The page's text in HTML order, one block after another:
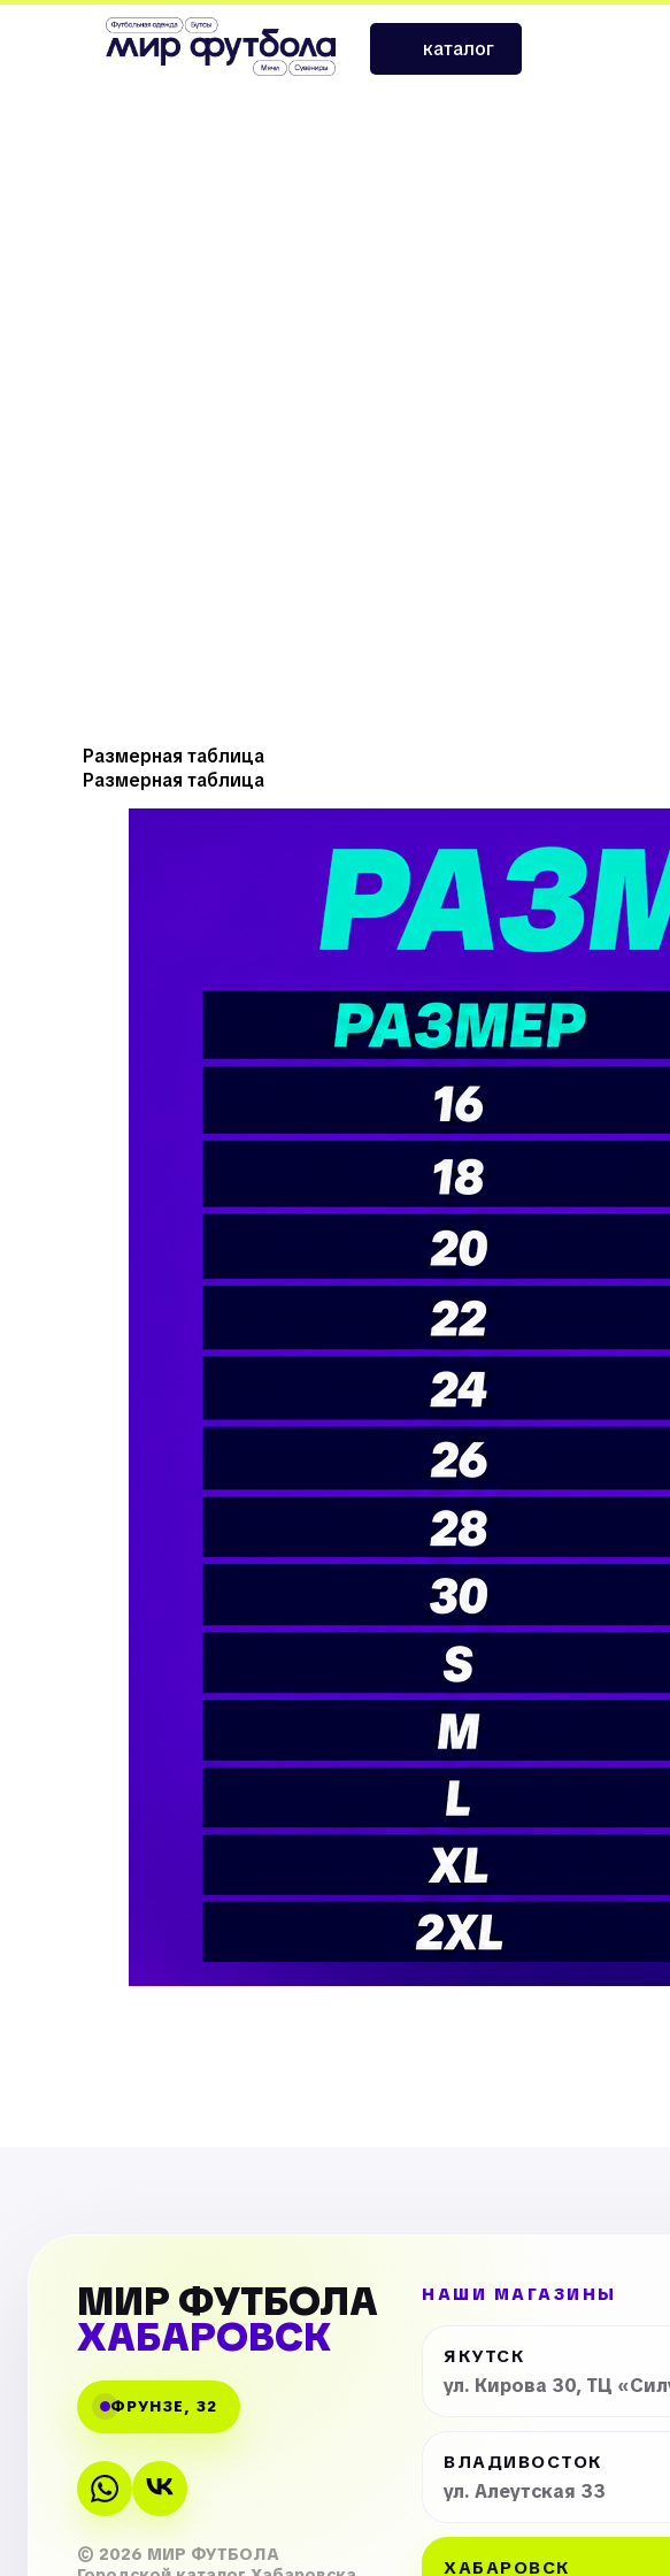
каталог
Главная›Футбольная форма Повседневные шорты Арсенал
Размерная таблица
Размерная таблица
МИР ФУТБОЛА
ХАБАРОВСК
ФРУНЗЕ, 32
© 2026 МИР ФУТБОЛА
НАШИ МАГАЗИНЫ
ЯКУТСК
ул. Кирова 30, ТЦ
ВЛАДИВОСТОК
ул. Алеутская 33
ХАБАРОВСК